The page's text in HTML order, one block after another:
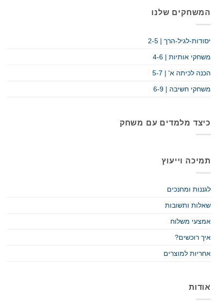
המשחקים שלנו
יסודות-לגיל-הרך | 2-5
משחקי אותיות | 4-6
הכנה לכיתה א' | 5-7
משחקי חשיבה | 6-9
כיצד מלמדים עם משחק
תמיכה וייעוץ
לגננות ומחנכים
שאלות ותשובות
אמצעי משלוח
איך רוכשים?
אחריות למוצרים
אודות